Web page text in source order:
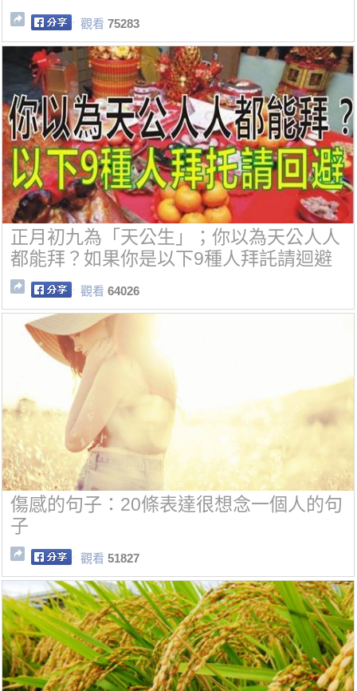
觀看 75283
正月初九為「天公生」；你以為天公人人
都能拜？如果你是以下9種人拜託請迴避
觀看 64026
傷感的句子：20條表達很想念一個人的句
子
觀看 51827